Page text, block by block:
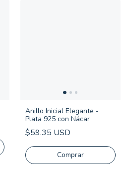
Anillo Inicial Elegante -
Plata 925 con Nácar
$59.35 USD
Comprar